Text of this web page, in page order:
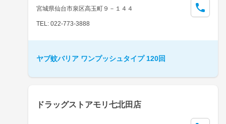
宮城県仙台市泉区高玉町９－１４４
TEL: 022-773-3888
ヤブ蚊バリア ワンプッシュタイプ 120回
ドラッグストアモリ七北田店